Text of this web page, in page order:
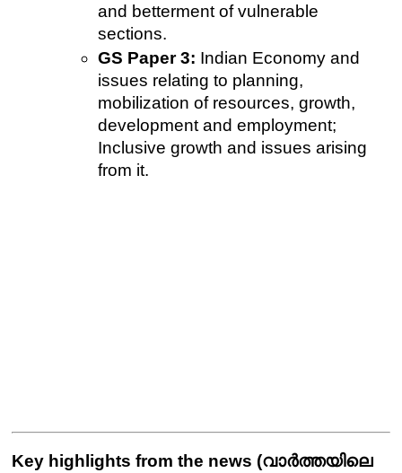
and betterment of vulnerable
sections.
GS Paper 3: Indian Economy and
issues relating to planning,
mobilization of resources, growth,
development and employment;
Inclusive growth and issues arising
from it.
Key highlights from the news (വാർത്തയിലെ